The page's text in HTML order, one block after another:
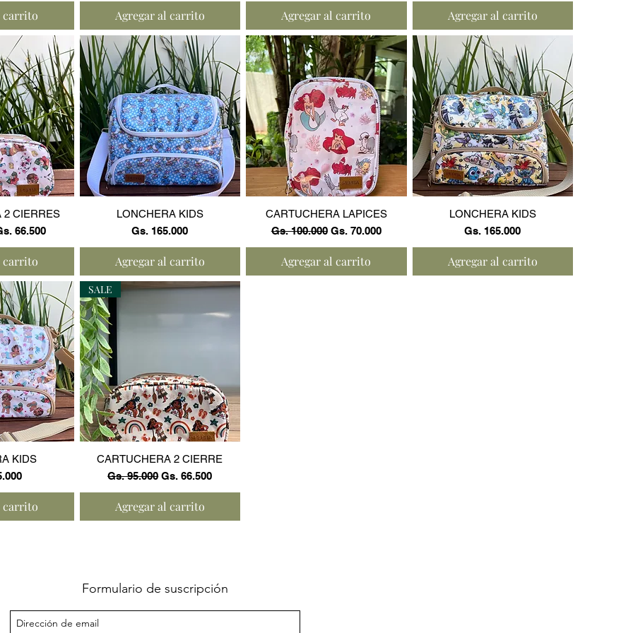
carrito Agregar al carrito Agregar al carrito Agregar al carrito
2 CIERRES
de oferta
66.500
carrito
Vista rápida
LONCHERA KIDS
Precio
Gs. 165.000
Agregar al carrito
Vista rápida
CARTUCHERA LAPICES
Precio
Gs. 100.000 Precio de oferta
Gs. 70.000
Agregar al carrito
Vista rápida
LONCHERA KIDS
Precio
Gs. 165.000
Agregar al carrito
KIDS
carrito
Vista rápida
SALE
CARTUCHERA 2 CIERRE
Precio
Gs. 95.000 Precio de oferta
Gs. 66.500
Agregar al carrito
Formulario de suscripción